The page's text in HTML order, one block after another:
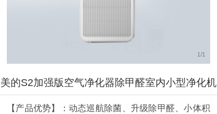
1 /1
美的S2加强版空气净化器除甲醛室内小型净化机
【产品优势】：动态巡航除菌、升级除甲醛、小体积